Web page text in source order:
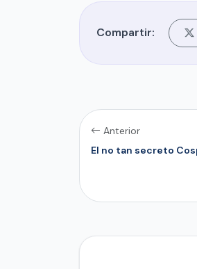
Compartir:
Anterior
El no tan secreto